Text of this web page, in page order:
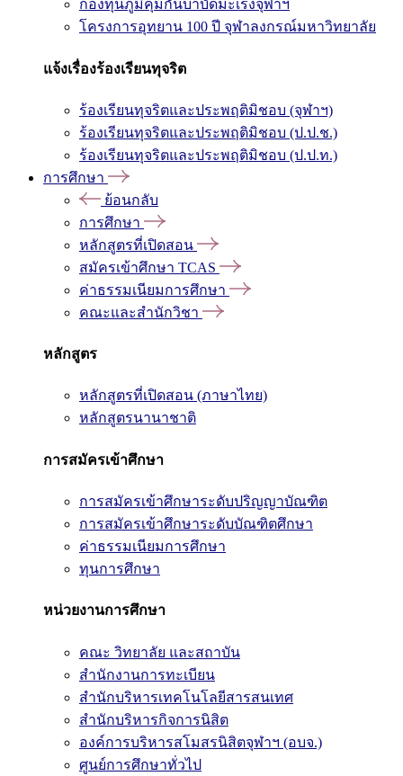
กองทุนภูมิคุ้มกันบำบัดมะเร็งจุฬาฯ
โครงการอุทยาน 100 ปี จุฬาลงกรณ์มหาวิทยาลัย
แจ้งเรื่องร้องเรียนทุจริต
ร้องเรียนทุจริตและประพฤติมิชอบ (จุฬาฯ)
ร้องเรียนทุจริตและประพฤติมิชอบ (ป.ป.ช.)
ร้องเรียนทุจริตและประพฤติมิชอบ (ป.ป.ท.)
การศึกษา
ย้อนกลับ
การศึกษา
หลักสูตรที่เปิดสอน
สมัครเข้าศึกษา TCAS
ค่าธรรมเนียมการศึกษา
คณะและสำนักวิชา
หลักสูตร
หลักสูตรที่เปิดสอน (ภาษาไทย)
หลักสูตรนานาชาติ
การสมัครเข้าศึกษา
การสมัครเข้าศึกษาระดับปริญญาบัณฑิต
การสมัครเข้าศึกษาระดับบัณฑิตศึกษา
ค่าธรรมเนียมการศึกษา
ทุนการศึกษา
หน่วยงานการศึกษา
คณะ วิทยาลัย และสถาบัน
สำนักงานการทะเบียน
สำนักบริหารเทคโนโลยีสารสนเทศ
สำนักบริหารกิจการนิสิต
องค์การบริหารสโมสรนิสิตจุฬาฯ (อบจ.)
ศูนย์การศึกษาทั่วไป